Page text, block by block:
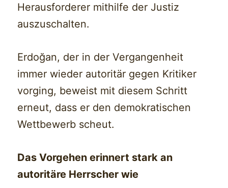
Herausforderer mithilfe der Justiz
auszuschalten.
Erdoğan, der in der Vergangenheit
immer wieder autoritär gegen Kritiker
vorging, beweist mit diesem Schritt
erneut, dass er den demokratischen
Wettbewerb scheut.
Das Vorgehen erinnert stark an
autoritäre Herrscher wie